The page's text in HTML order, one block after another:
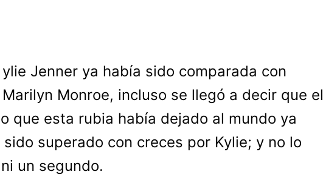
ylie Jenner ya había sido comparada con
Marilyn Monroe, incluso se llegó a decir que el
que esta rubia había dejado al mundo ya
sido superado con creces por Kylie; y no lo
un segundo.